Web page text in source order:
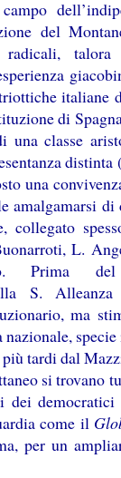
del
radicali, talora
italiane
di
una classe
distinta
una
amalgamarsi di
collegato
L.
Prima
S. Alleanza
ma
più tardi dal
si trovano
democratici
come il
per un